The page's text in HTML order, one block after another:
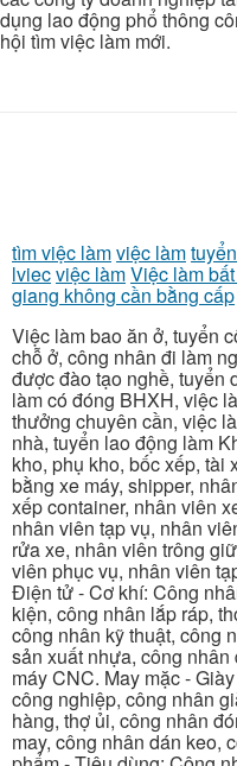
dụng lao động phổ thông
hội tìm việc làm mới.
tìm việc làmviệc làm
lviecviệc làmViệc làm
giang không cần bằng cấp
Việc làm bao ăn ở, tuyển
chỗ ở, công nhân đi làm
được đào tạo nghề, tuyển
làm có đóng BHXH, việc
thưởng chuyên cần, việc
nhà, tuyển lao động làm
kho, phụ kho, bốc xếp, tài
bằng xe máy, shipper,
xếp container, nhân viên
nhân viên tạp vụ, nhân
rửa xe, nhân viên trông
viên phục vụ, nhân viên
Điện tử - Cơ khí: Công
kiện, công nhân lắp ráp,
công nhân kỹ thuật, công
sản xuất nhựa, công
máy CNC. May mặc -
công nghiệp, công nhân
hàng, thợ ủi, công nhân
may, công nhân dán keo,